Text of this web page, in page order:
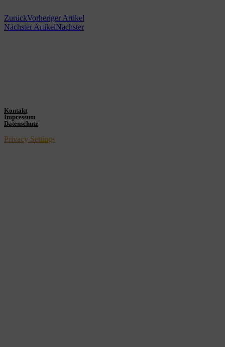
ZurückVorheriger Artikel
Nächster ArtikelNächster
Kontakt
Impressum
Datenschutz
Privacy Settings